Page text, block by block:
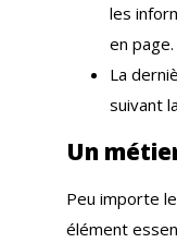
les
en page.
La
suivant
Un
Peu importe
élément